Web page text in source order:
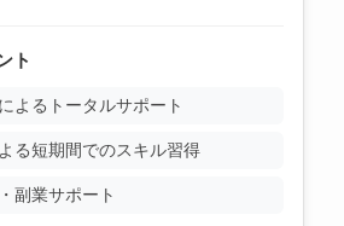
ト
よるトータルサポート
る短期間でのスキル習得
副業サポート